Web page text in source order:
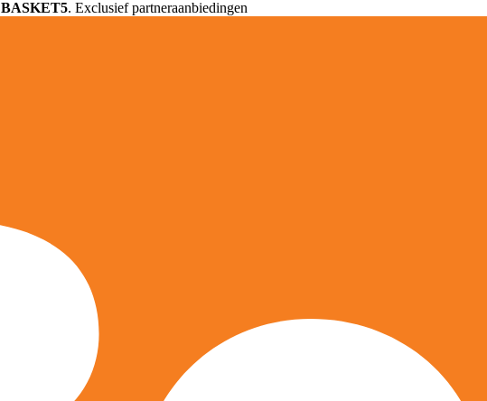
BASKET5. Exclusief partneraanbiedingen